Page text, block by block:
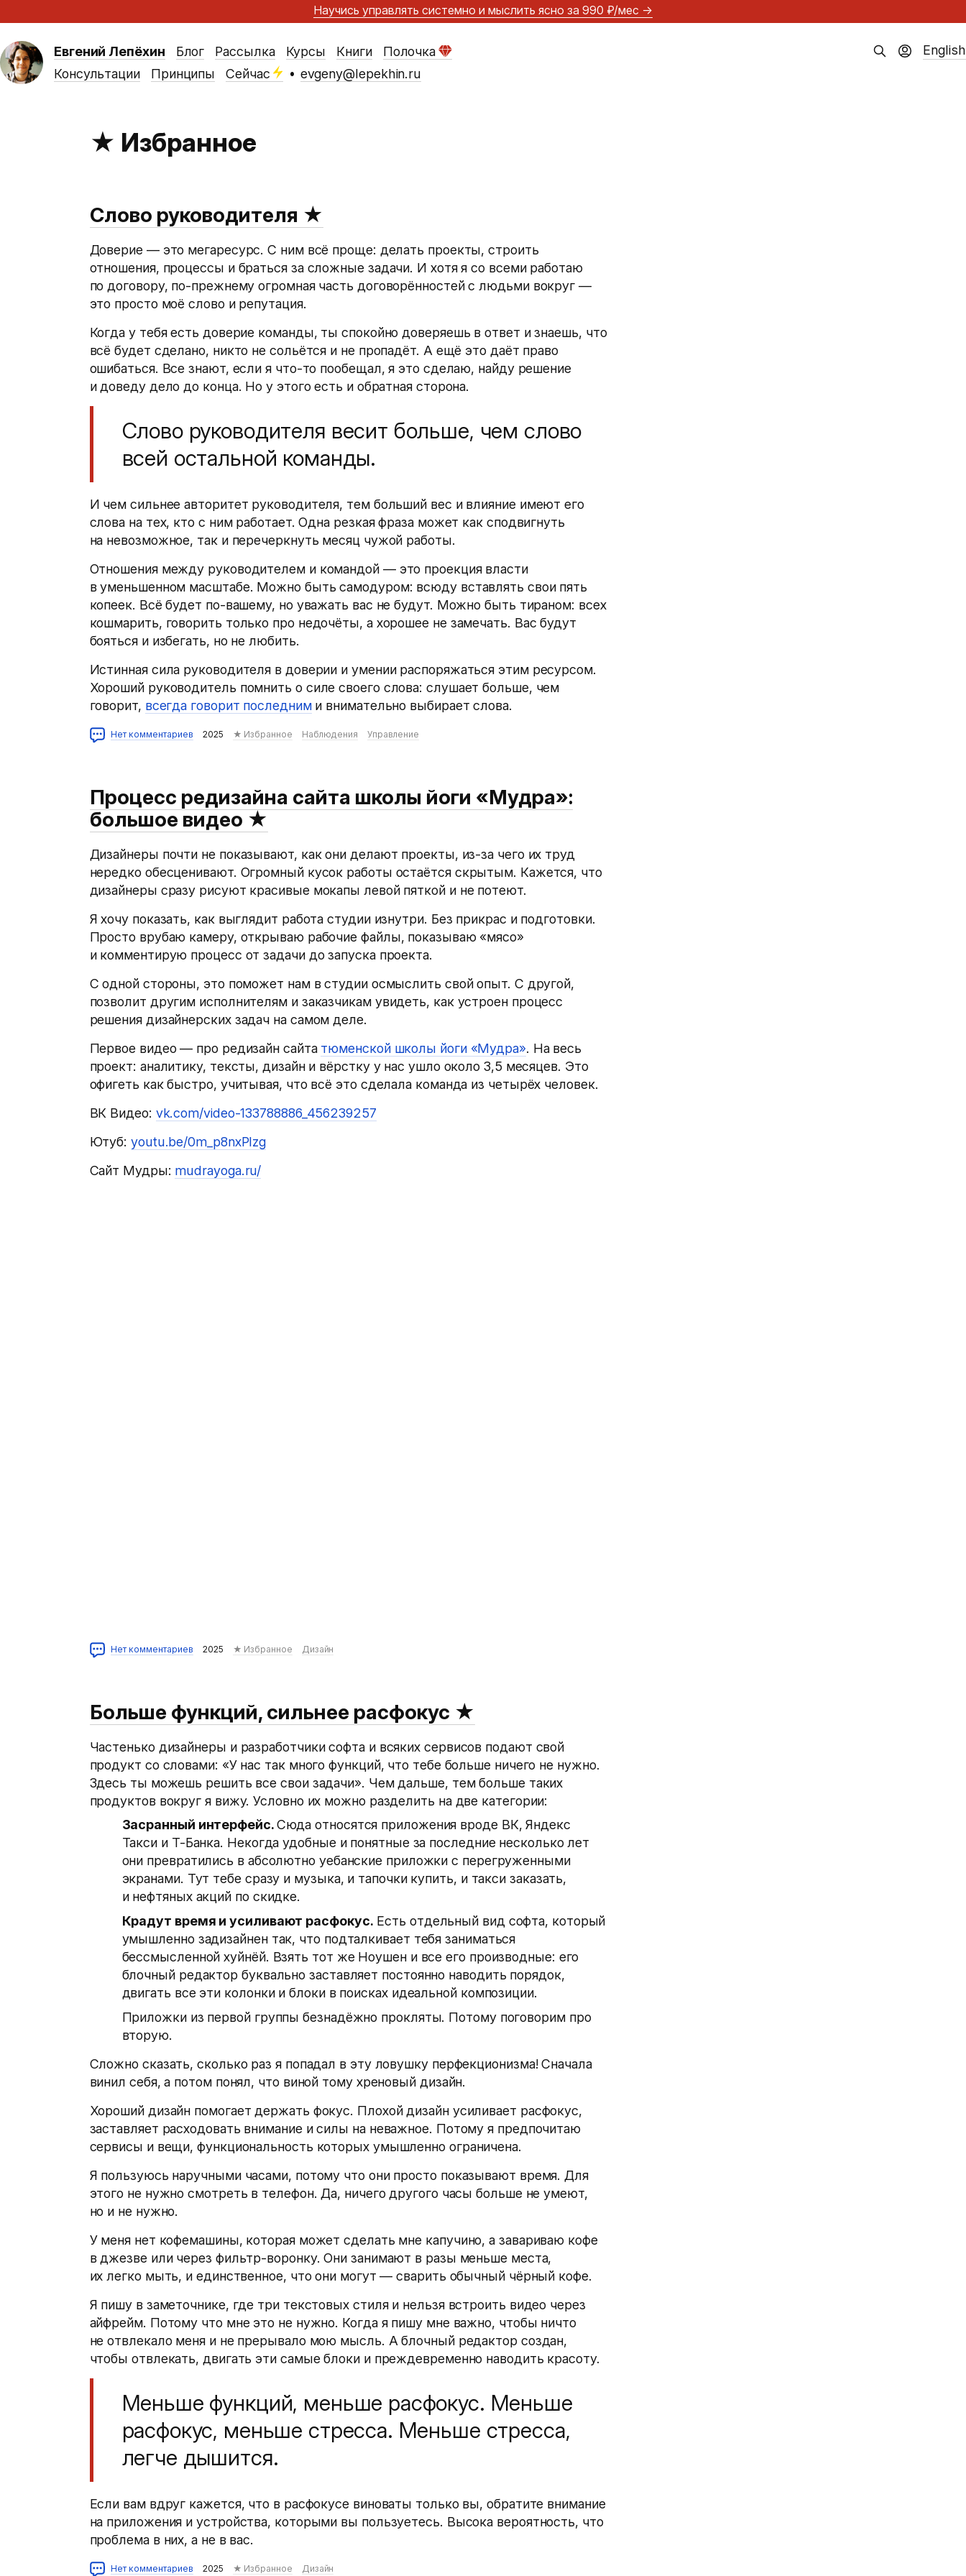
Научись управлять системно и мыслить ясно за 990 ₽/мес →
Евгений Лепёхин Блог Рассылка Курсы Книги
Полочка
Консультации
Принципы Сейчас • evgeny@lepekhin.ru
English
★ Избранное
Слово руководителя ★
Доверие — это мегаресурс. С ним всё проще: делать проекты, строить
отношения, процессы и браться за сложные задачи. И хотя я со всеми работаю
по договору, по-прежнему огромная часть договорённостей с людьми вокруг —
это просто моё слово и репутация.
Когда у тебя есть доверие команды, ты спокойно доверяешь в ответ и знаешь, что
всё будет сделано, никто не сольётся и не пропадёт. А ещё это даёт право
ошибаться. Все знают, если я что-то пообещал, я это сделаю, найду решение
и доведу дело до конца. Но у этого есть и обратная сторона.
Слово руководителя весит больше, чем слово
всей остальной команды.
И чем сильнее авторитет руководителя, тем больший вес и влияние имеют его
слова на тех, кто с ним работает. Одна резкая фраза может как сподвигнуть
на невозможное, так и перечеркнуть месяц чужой работы.
Отношения между руководителем и командой — это проекция власти
в уменьшенном масштабе. Можно быть самодуром: всюду вставлять свои пять
копеек. Всё будет по-вашему, но уважать вас не будут. Можно быть тираном: всех
кошмарить, говорить только про недочёты, а хорошее не замечать. Вас будут
бояться и избегать, но не любить.
Истинная сила руководителя в доверии и умении распоряжаться этим ресурсом.
Хороший руководитель помнить о силе своего слова: слушает больше, чем
говорит, всегда говорит последними внимательно выбирает слова.
Нет комментариев 2025 ★ Избранное Наблюдения Управление
Процесс редизайна сайта школы йоги «Мудра»:
большое видео ★
Дизайнеры почти не показывают, как они делают проекты, из-за чего их труд
нередко обесценивают. Огромный кусок работы остаётся скрытым. Кажется, что
дизайнеры сразу рисуют красивые мокапы левой пяткой и не потеют.
Я хочу показать, как выглядит работа студии изнутри. Без прикрас и подготовки.
Просто врубаю камеру, открываю рабочие файлы, показываю «мясо»
и комментирую процесс от задачи до запуска проекта.
С одной стороны, это поможет нам в студии осмыслить свой опыт. С другой,
позволит другим исполнителям и заказчикам увидеть, как устроен процесс
решения дизайнерских задач на самом деле.
Первое видео — про редизайн сайта тюменской школы йоги «Мудра». На весь
проект: аналитику, тексты, дизайн и вёрстку у нас ушло около 3,5 месяцев. Это
офигеть как быстро, учитывая, что всё это сделала команда из четырёх человек.
ВК Видео: vk.com/video-133788886_456239257
Ютуб: youtu.be/0m_p8nxPIzg
Сайт Мудры: mudrayoga.ru/
Нет комментариев 2025 ★ Избранное Дизайн
Больше функций, сильнее расфокус ★
Частенько дизайнеры и разработчики софта и всяких сервисов подают свой
продукт со словами: «У нас так много функций, что тебе больше ничего не нужно.
Здесь ты можешь решить все свои задачи». Чем дальше, тем больше таких
продуктов вокруг я вижу. Условно их можно разделить на две категории:
Засранный интерфейс.Сюда относятся приложения вроде ВК, Яндекс
Такси и Т-Банка. Некогда удобные и понятные за последние несколько лет
они превратились в абсолютно уебанские приложки с перегруженными
экранами. Тут тебе сразу и музыка, и тапочки купить, и такси заказать,
и нефтяных акций по скидке.
Крадут время и усиливают расфокус. Есть отдельный вид софта, который
умышленно задизайнен так, что подталкивает тебя заниматься
бессмысленной хуйнёй. Взять тот же Ноушен и все его производные: его
блочный редактор буквально заставляет постоянно наводить порядок,
двигать все эти колонки и блоки в поисках идеальной композиции.
Приложки из первой группы безнадёжно прокляты. Потому поговорим про
вторую.
Сложно сказать, сколько раз я попадал в эту ловушку перфекционизма! Сначала
винил себя, а потом понял, что виной тому хреновый дизайн.
Хороший дизайн помогает держать фокус. Плохой дизайн усиливает расфокус,
заставляет расходовать внимание и силы на неважное. Потому я предпочитаю
сервисы и вещи, функциональность которых умышленно ограничена.
Я пользуюсь наручными часами, потому что они просто показывают время. Для
этого не нужно смотреть в телефон. Да, ничего другого часы больше не умеют,
но и не нужно.
У меня нет кофемашины, которая может сделать мне капучино, а завариваю кофе
в джезве или через фильтр-воронку. Они занимают в разы меньше места,
их легко мыть, и единственное, что они могут — сварить обычный чёрный кофе.
Я пишу в заметочнике, где три текстовых стиля и нельзя встроить видео через
айфрейм. Потому что мне это не нужно. Когда я пишу мне важно, чтобы ничто
не отвлекало меня и не прерывало мою мысль. А блочный редактор создан,
чтобы отвлекать, двигать эти самые блоки и преждевременно наводить красоту.
Меньше функций, меньше расфокус. Меньше
расфокус, меньше стресса. Меньше стресса,
легче дышится.
Если вам вдруг кажется, что в расфокусе виноваты только вы, обратите внимание
на приложения и устройства, которыми вы пользуетесь. Высока вероятность, что
проблема в них, а не в вас.
Нет комментариев 2025 ★ Избранное Дизайн